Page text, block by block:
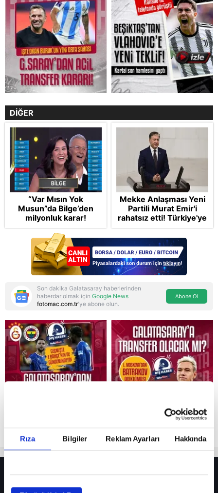
Rıza Bilgiler Reklam Ayarları Hakkında
Reddet
DİĞER
“Var Mısın Yok
Musun”da Bilge’den
milyonluk karar!
Mekke Anlaşması Yeni
Partili Murat Emir'i
rahatsız etti! Türkiye'ye
"paralı muhafız" rolü
biçti
Son dakika Galatasaray haberlerinden
haberdar olmak için Google News
fotomac.com.tr'ye abone olun.
Abone Ol